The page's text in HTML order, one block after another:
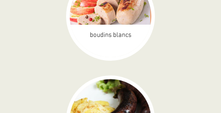
boudins blancs